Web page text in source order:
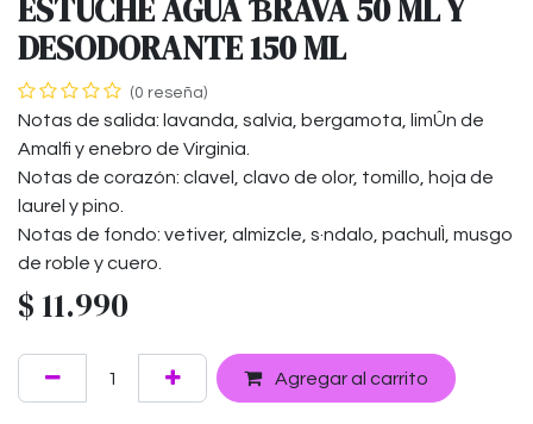
ESTUCHE AGUA ƁRAVA 50 ML Y
DESODORANTE 150 ML
(0 reseña)
Notas de salida: lavanda, salvia, bergamota, limÛn de
Amalfi y enebro de Virginia.
Notas de corazón: clavel, clavo de olor, tomillo, hoja de
laurel y pino.
Notas de fondo: vetiver, almizcle, s·ndalo, pachulÌ, musgo
de roble y cuero.
$ 11.990
Agregar al carrito